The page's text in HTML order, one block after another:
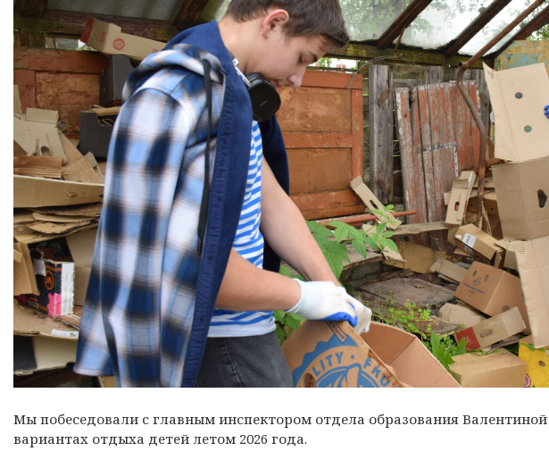
Мы побеседовали с главным инспектором отдела образования
вариантах отдыха детей летом 2026 года.